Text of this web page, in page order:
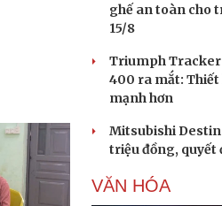
ghế an toàn cho
15/8
Triumph
400 ra mắt: Thiết
mạnh hơn
Mitsubishi
triệu đồng, quyết
VĂN HÓA